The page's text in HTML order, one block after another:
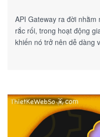
API Gateway ra đời
rắc rối, trong hoạt động
khiến nó trở nên dễ dàng